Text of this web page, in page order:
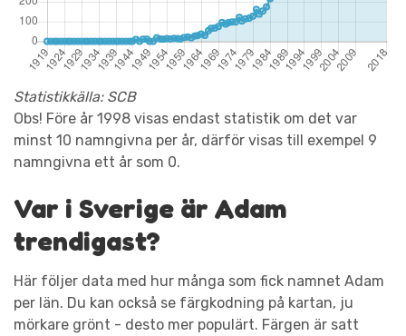
Statistikkälla: SCB
Obs! Före år 1998 visas endast statistik om det var
minst 10 namngivna per år, därför visas till exempel 9
namngivna ett år som 0.
Var i Sverige är Adam
trendigast?
Här följer data med hur många som fick namnet Adam
per län. Du kan också se färgkodning på kartan, ju
mörkare grönt - desto mer populärt. Färgen är satt